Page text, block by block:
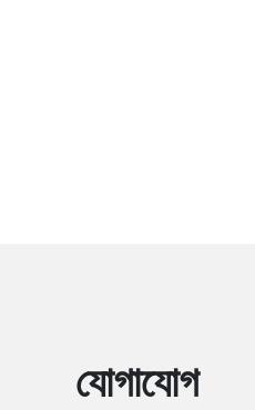
যোগাযোগ